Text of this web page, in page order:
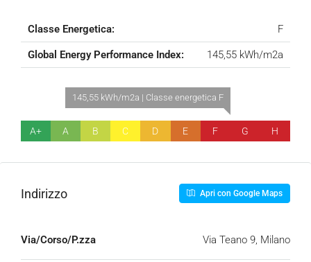
Classe Energetica: F
Global Energy Performance Index: 145,55 kWh/m2a
A+ A B C D E
145,55 kWh/m2a | Classe energetica F
F G H
Indirizzo Apri con Google Maps
Via/Corso/P.zza Via Teano 9, Milano